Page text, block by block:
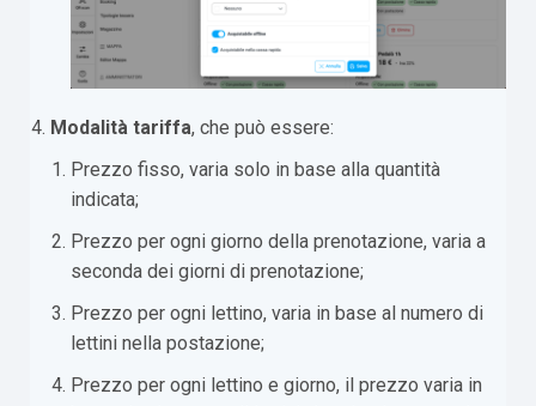
Modalità tariffa, che può essere:
Prezzo fisso, varia solo in base alla quantità
indicata;
Prezzo per ogni giorno della prenotazione, varia a
seconda dei giorni di prenotazione;
Prezzo per ogni lettino, varia in base al numero di
lettini nella postazione;
Prezzo per ogni lettino e giorno, il prezzo varia in